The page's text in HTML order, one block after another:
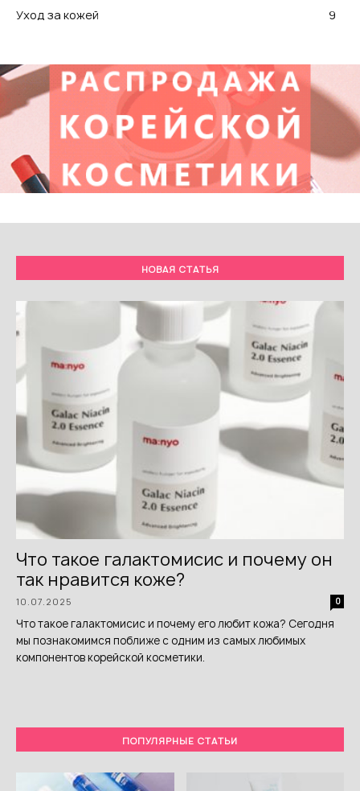
Уход за кожей
9
НОВАЯ СТАТЬЯ
Что такое галактомисис и почему он
так нравится коже?
10.07.2025 0
Что такое галактомисис и почему его любит кожа? Сегодня
мы познакомимся поближе с одним из самых любимых
компонентов корейской косметики.
ПОПУЛЯРНЫЕ СТАТЬИ